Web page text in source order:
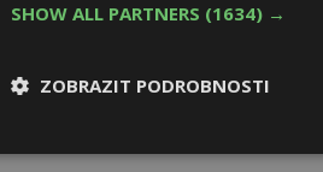
SHOW ALL PARTNERS (1634) →
ZOBRAZIT PODROBNOSTI
Nezbytně
Výkonové